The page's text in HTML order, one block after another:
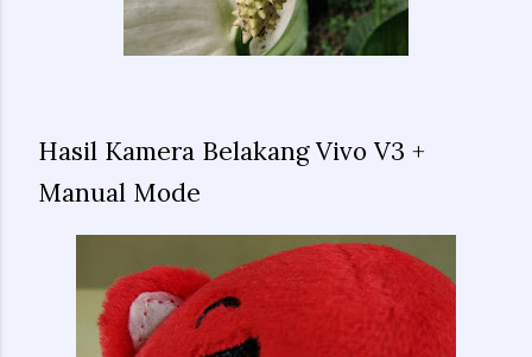
Hasil Kamera Belakang Vivo V3 +
Manual Mode